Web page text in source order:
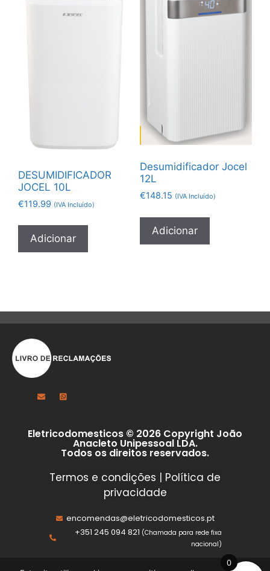
DESUMIDIFICADOR
JOCEL 10L
€119.99 (IVA Incluído)
Adicionar
Desumidificador Jocel
12L
€148.15 (IVA Incluído)
Adicionar
Eletricodomesticos © 2026 Copyright João
Anacleto Unipessoal LDA.
Todos os direitos reservados.
Termos e condições | Política de
privacidade
encomendas@eletricodomesticos.pt
+351 245 094 821 (Chamada para rede fixa
nacional)
0